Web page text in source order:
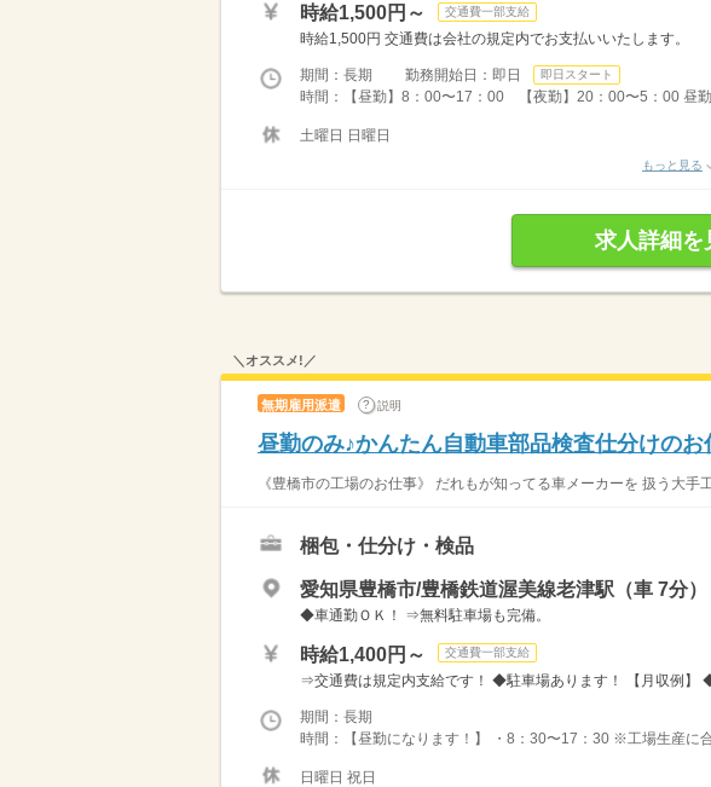
時給1,500円～ 交通費一部支給
時給1,500円 交通費は会社の規定内でお支払いいたします。
期間：長期 勤務開始日：即日 即日スタート
時間：【昼勤】8：00〜17：00 【夜勤】20：00〜5：00 昼
土曜日 日曜日
もっと見る
求人詳細を
＼オススメ!／
無期雇用派遣 説明
昼勤のみ♪かんたん自動車部品検査仕分けの
《豊橋市の工場のお仕事》 だれもが知ってる車メーカーを 扱う大手
梱包・仕分け・検品
愛知県豊橋市/豊橋鉄道渥美線老津駅（車 7分）
◆車通勤ＯＫ！ ⇒無料駐車場も完備。
時給1,400円～ 交通費一部支給
⇒交通費は規定内支給です！ ◆駐車場あります！ 【月収例】
期間：長期
時間：【昼勤になります！】 ・8：30〜17：30 ※工場生産に
日曜日 祝日